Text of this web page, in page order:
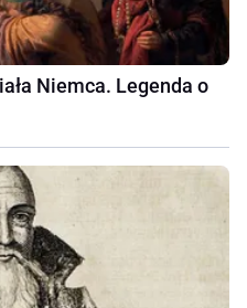
Niemca. Legenda o